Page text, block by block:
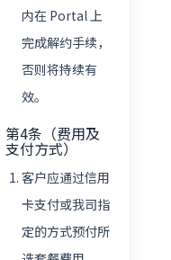
内在 Portal 上
完成解约手续，
否则将持续有
效。
第4条（费用及
支付方式）
客户应通过信用
卡支付或我司指
定的方式预付所